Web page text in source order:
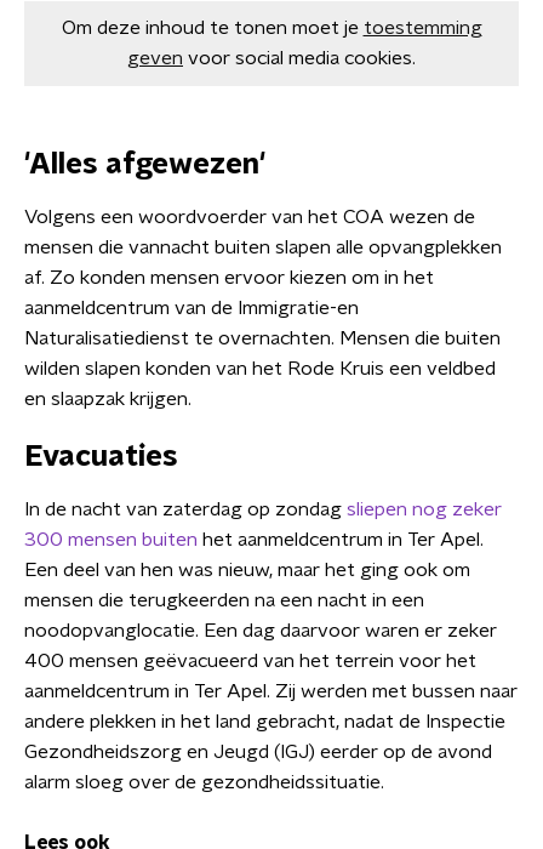
Om deze inhoud te tonen moet je toestemming
geven voor social media cookies.
'Alles afgewezen'
Volgens een woordvoerder van het COA wezen de
mensen die vannacht buiten slapen alle opvangplekken
af. Zo konden mensen ervoor kiezen om in het
aanmeldcentrum van de Immigratie-en
Naturalisatiedienst te overnachten. Mensen die buiten
wilden slapen konden van het Rode Kruis een veldbed
en slaapzak krijgen.
Evacuaties
In de nacht van zaterdag op zondag sliepen nog zeker
300 mensen buiten het aanmeldcentrum in Ter Apel.
Een deel van hen was nieuw, maar het ging ook om
mensen die terugkeerden na een nacht in een
noodopvanglocatie. Een dag daarvoor waren er zeker
400 mensen geëvacueerd van het terrein voor het
aanmeldcentrum in Ter Apel. Zij werden met bussen naar
andere plekken in het land gebracht, nadat de Inspectie
Gezondheidszorg en Jeugd (IGJ) eerder op de avond
alarm sloeg over de gezondheidssituatie.
Lees ook